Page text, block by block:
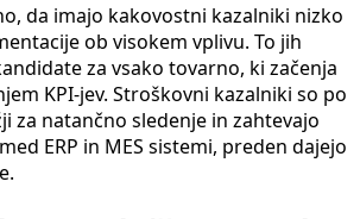
da imajo kakovostni kazalniki nizko
ob visokem vplivu. To jih
za vsako tovarno, ki začenja
KPI-jev. Stroškovni kazalniki so po
za natančno sledenje in zahtevajo
ERP in MES sistemi, preden dajejo